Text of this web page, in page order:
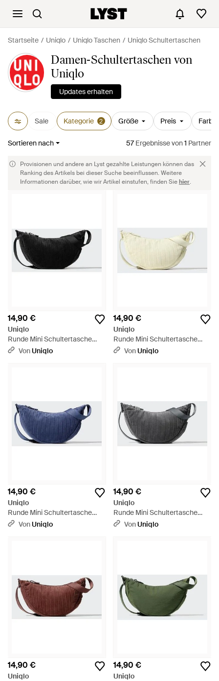
Startseite Uniqlo Uniqlo Taschen Uniqlo Schultertaschen
Damen-Schultertaschen von
Uniqlo
Updates erhalten
Sale Kategorie 2 Größe Preis Farbe
Sortieren nach 57Ergebnissevon1 Partner
Provisionen und andere an Lyst gezahlte Leistungen können das
Ranking des Artikels bei dieser Suche beeinflussen. Weitere
Informationen darüber, wie wir Artikel einstufen, finden Siehier.
14,90 €
Uniqlo
Runde Mini Schultertasche
(Cord) - Schwarz
VonUniqlo
14,90 €
Uniqlo
Runde Mini Schultertasche
(Cord) - Natur
VonUniqlo
14,90 €
Uniqlo
Runde Mini Schultertasche
(Cord) - Blau
VonUniqlo
14,90 €
Uniqlo
Runde Mini Schultertasche
(Cord) - Grau
VonUniqlo
14,90 €
Uniqlo
14,90 €
Uniqlo